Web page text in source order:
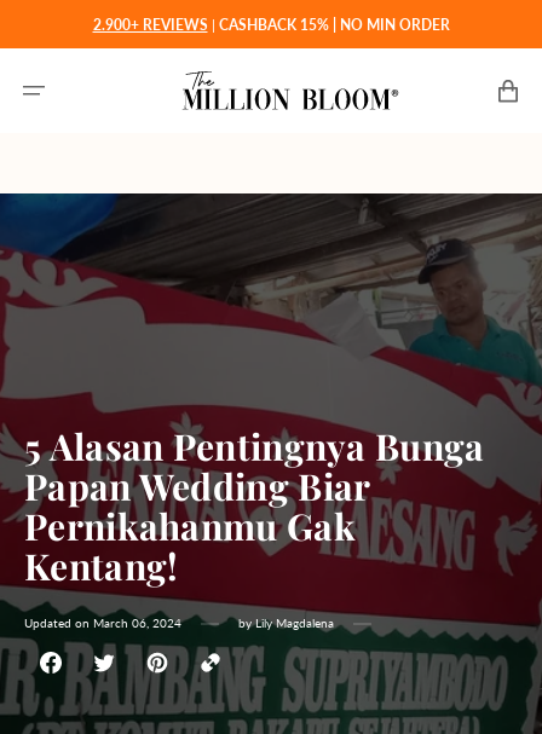
konten
2.900+ REVIEWS | CASHBACK 15% | NO MIN ORDER
5 Alasan Pentingnya Bunga
Papan Wedding Biar
Pernikahanmu Gak
Kentang!
Updated on March 06, 2024 byLily Magdalena